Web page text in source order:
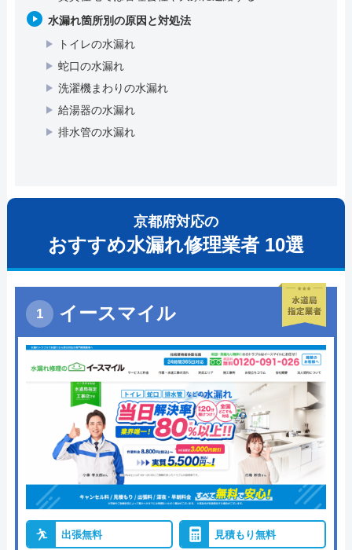
水漏れ箇所別の原因と対処法
トイレの水漏れ
蛇口の水漏れ
洗濯機まわりの水漏れ
給湯器の水漏れ
排水管の水漏れ
京都府対応の
おすすめ水漏れ修理業者 10選
イースマイル
出張無料 見積もり無料